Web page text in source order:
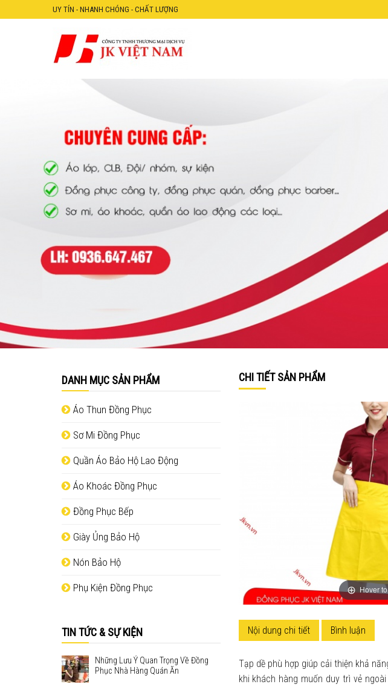
UY TÍN - NHANH CHÓNG - CHẤT LƯỢNG
DANH MỤC SẢN PHẨM
Áo Thun Đồng Phục
Sơ Mi Đồng Phục
Quần Áo Bảo Hộ Lao Động
Áo Khoác Đồng Phục
Đồng Phục Bếp
Giày Ủng Bảo Hộ
Nón Bảo Hộ
Phụ Kiện Đồng Phục
TIN TỨC & SỰ KIỆN
Những Lưu Ý Quan Trọng Về Đồng
Phục Nhà Hàng Quán Ăn
CHI TIẾT SẢN PHẨM
Hover
Nội dung chi tiết Bình luận
Tạp dề phù hợp giúp cải thiện khả
khi khách hàng muốn duy trì vẻ